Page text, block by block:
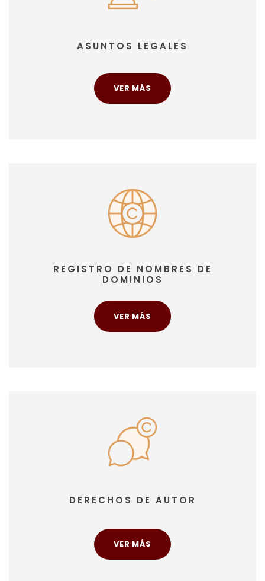
ASUNTOS LEGALES
VER MÁS
REGISTRO DE NOMBRES DE
DOMINIOS
VER MÁS
DERECHOS DE AUTOR
VER MÁS